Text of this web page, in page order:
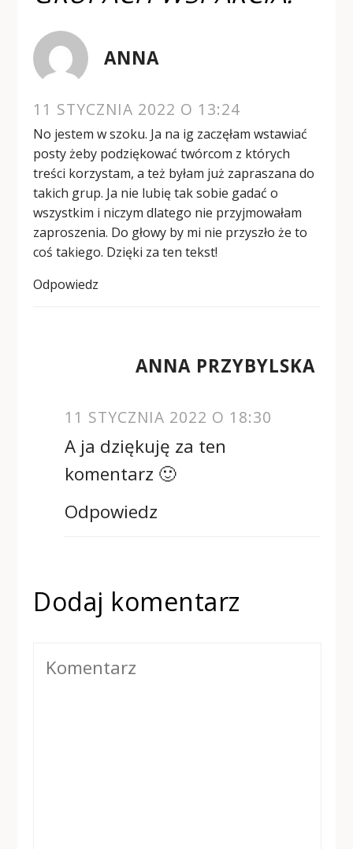
ANNA
11 STYCZNIA 2022 O 13:24
No jestem w szoku. Ja na ig zaczęłam wstawiać
posty żeby podziękować twórcom z których
treści korzystam, a też byłam już zapraszana do
takich grup. Ja nie lubię tak sobie gadać o
wszystkim i niczym dlatego nie przyjmowałam
zaproszenia. Do głowy by mi nie przyszło że to
coś takiego. Dzięki za ten tekst!
Odpowiedz
ANNA PRZYBYLSKA
11 STYCZNIA 2022 O 18:30
A ja dziękuję za ten
komentarz 🙂
Odpowiedz
Dodaj komentarz